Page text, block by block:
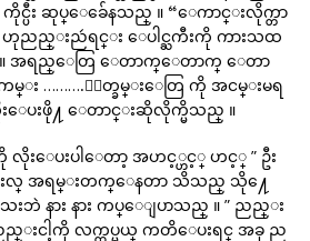
င္ပီး ဆုပ္ေခ်ေနသည္ ။ “ေကာင္းလိုက္တာ
းးစ္ ” ဟုညည္းညဴရင္း ေပါင္ႀကီးကို ကားသထ
။ အရည္ေတြ ေတာက္ေတာက္ ေတာ
မ္း ……….ႏႈတ္ခမ္းေတြ ကို အငမ္းမရ
ေပးဖို႔ ေတာင္းဆိုလိုက္မိသည္ ။
လိုးေပးပါေတာ့ အဟင့္ဟင့္ ဟင့္ ” ဦး
းလ္ အရမ္းတက္ေနတာ သိသည္ သို႔ေ
ဘဲ နား နား ကပ္ေျပာသည္ ။ ” ညည္း
ည္းငါ့ကို လက္ထပ္မယ္ ကတိေပးရင္ အခု ည